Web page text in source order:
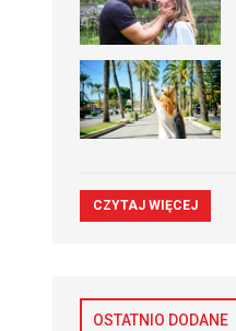
CZYTAJ WIĘCEJ
OSTATNIO DODANE